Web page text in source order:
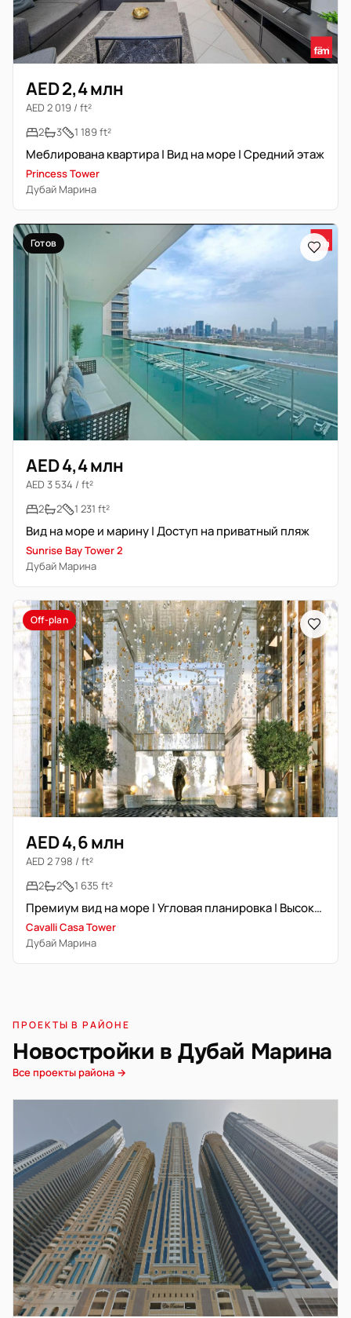
AED 2,4 млн
AED 2 019 / ft²
2
3 1 189 ft²
Меблирована квартира | Вид на море | Средний этаж
Princess Tower
Дубай Марина
Готов
AED 4,4 млн
AED 3 534 / ft²
2
2 1 231 ft²
Вид на море и марину | Доступ на приватный пляж
Sunrise Bay Tower 2
Дубай Марина
Off-plan
AED 4,6 млн
AED 2 798 / ft²
2
2 1 635 ft²
Премиум вид на море | Угловая планировка | Высокий этаж
Cavalli Casa Tower
Дубай Марина
ПРОЕКТЫ В РАЙОНЕ
Новостройки в Дубай Марина
Все проекты района →